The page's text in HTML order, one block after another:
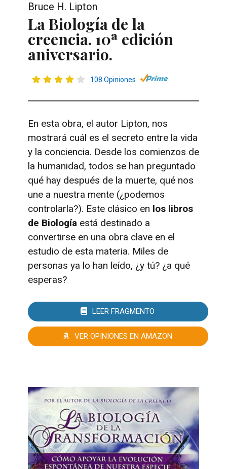
Bruce H. Lipton
La Biología de la
creencia. 10ª edición
aniversario.
108 Opiniones
En esta obra, el autor Lipton, nos
mostrará cuál es el secreto entre la vida
y la conciencia. Desde los comienzos de
la humanidad, todos se han preguntado
qué hay después de la muerte, qué nos
une a nuestra mente (¿podemos
controlarla?). Este clásico en los libros
de Biología está destinado a
convertirse en una obra clave en el
estudio de esta materia. Miles de
personas ya lo han leído, ¿y tú? ¿a qué
esperas?
LEER FRAGMENTO
VER OPINIONES EN AMAZON